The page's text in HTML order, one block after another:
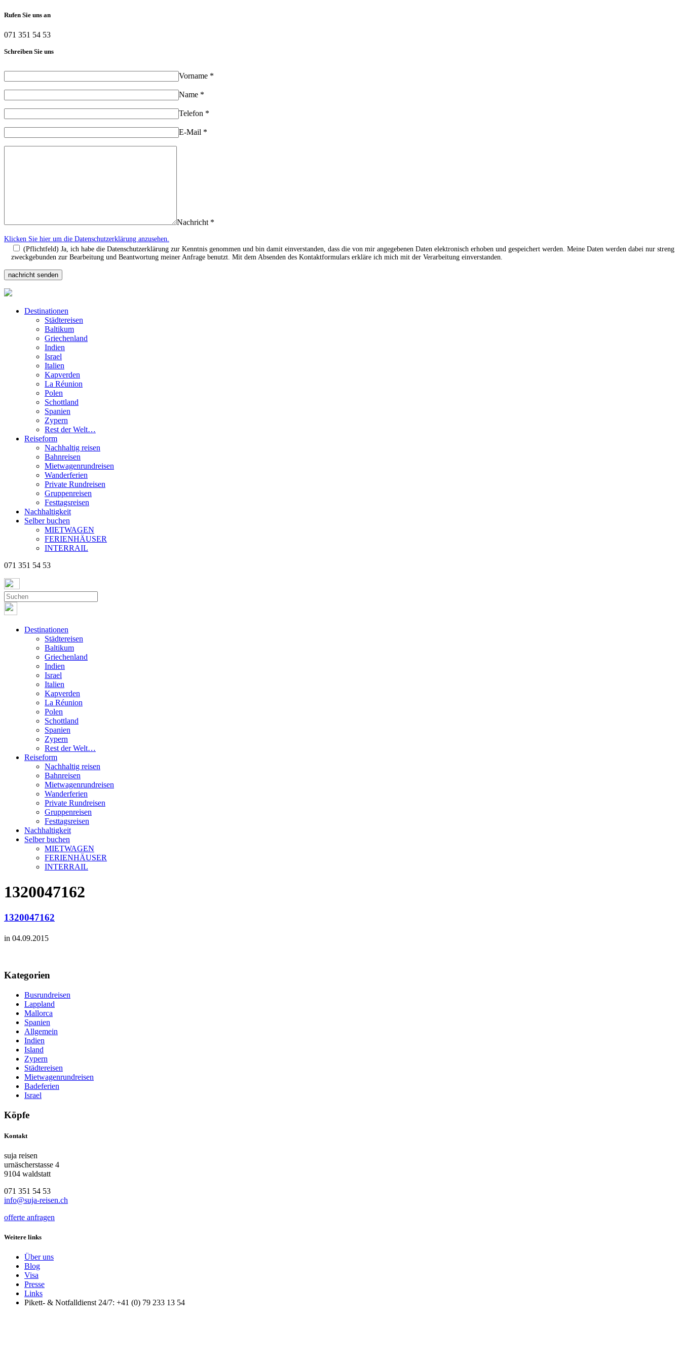
Rufen Sie uns an
071 351 54 53
Schreiben Sie uns
Vorname *
Name *
Telefon *
E-Mail *
Nachricht *
Klicken Sie hier um die Datenschutzerklärung anzusehen.
(Pflichtfeld) Ja, ich habe die Datenschutzerklärung zur Kenntnis genommen und bin damit einverstanden, dass die von mir angegebenen Daten elektronisch erhoben und gespeichert werden. Meine Daten werden dabei nur streng
zweckgebunden zur Bearbeitung und Beantwortung meiner Anfrage benutzt. Mit dem Absenden des Kontaktformulars erkläre ich mich mit der Verarbeitung einverstanden.
Destinationen
Städtereisen
Baltikum
Griechenland
Indien
Israel
Italien
Kapverden
La Réunion
Polen
Schottland
Spanien
Zypern
Rest der Welt…
Reiseform
Nachhaltig reisen
Bahnreisen
Mietwagenrundreisen
Wanderferien
Private Rundreisen
Gruppenreisen
Festtagsreisen
Nachhaltigkeit
Selber buchen
MIETWAGEN
FERIENHÄUSER
INTERRAIL
071 351 54 53
Destinationen
Städtereisen
Baltikum
Griechenland
Indien
Israel
Italien
Kapverden
La Réunion
Polen
Schottland
Spanien
Zypern
Rest der Welt…
Reiseform
Nachhaltig reisen
Bahnreisen
Mietwagenrundreisen
Wanderferien
Private Rundreisen
Gruppenreisen
Festtagsreisen
Nachhaltigkeit
Selber buchen
MIETWAGEN
FERIENHÄUSER
INTERRAIL
1320047162
1320047162
in 04.09.2015
Kategorien
Busrundreisen
Lappland
Mallorca
Spanien
Allgemein
Indien
Island
Zypern
Städtereisen
Mietwagenrundreisen
Badeferien
Israel
Köpfe
Kontakt
suja reisen
urnäscherstasse 4
9104 waldstatt
071 351 54 53
info@suja-reisen.ch
offerte anfragen
Weitere links
Über uns
Blog
Visa
Presse
Links
Pikett- & Notfalldienst 24/7: +41 (0) 79 233 13 54